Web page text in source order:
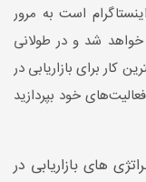
است به مرور
خواهد شد و در طولانی
کار برای بازاریابی در
خود بپردازید
های بازاریابی در